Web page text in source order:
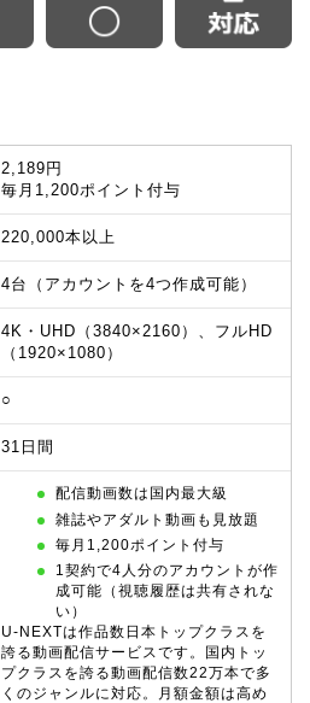
2,189円
毎月1,200ポイント付与
220,000本以上
4台（アカウントを4つ作成可能）
4K・UHD（3840×2160）、フルHD
（1920×1080）
○
31日間
配信動画数は国内最大級
雑誌やアダルト動画も見放題
毎月1,200ポイント付与
1契約で4人分のアカウントが作
成可能（視聴履歴は共有されな
い）
U-NEXTは作品数日本トップクラスを
誇る動画配信サービスです。国内トッ
プクラスを誇る動画配信数22万本で多
くのジャンルに対応。月額金額は高め